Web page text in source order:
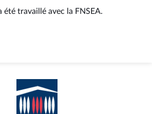
été travaillé avec la FNSEA.